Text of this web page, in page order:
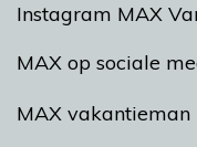
Instagram MAX
MAX op sociale
MAX vakantieman